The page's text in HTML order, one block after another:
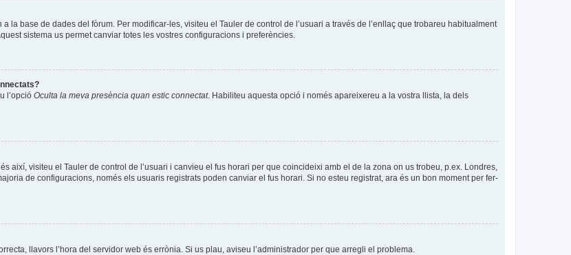
la base de dades del fòrum. Per modificar-les, visiteu el Tauler de control de l’usuari a través de l’enllaç que trobareu habitualment
sistema us permet canviar totes les vostres configuracions i preferències.
l’opció Oculta la meva presència quan estic connectat. Habiliteu aquesta opció i només apareixereu a la vostra llista, la dels
així, visiteu el Tauler de control de l’usuari i canvieu el fus horari per que coincideixi amb el de la zona on us trobeu, p.ex. Londres,
de configuracions, només els usuaris registrats poden canviar el fus horari. Si no esteu registrat, ara és un bon moment per fer-
llavors l’hora del servidor web és errònia. Si us plau, aviseu l’administrador per que arregli el problema.